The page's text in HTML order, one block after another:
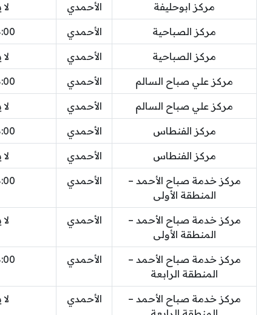
مركز ابوحليفة الأحمدي
مركز الصباحية الأحمدي
مركز الصباحية الأحمدي
مركز علي صباح السالم الأحمدي
مركز علي صباح السالم الأحمدي
مركز الفنطاس الأحمدي
مركز الفنطاس الأحمدي
مركز خدمة صباح الأحمد –
المنطقة الأولى
الأحمدي
مركز خدمة صباح الأحمد –
المنطقة الأولى
الأحمدي
مركز خدمة صباح الأحمد –
المنطقة الرابعة
الأحمدي
مركز خدمة صباح الأحمد –
الأحمدي